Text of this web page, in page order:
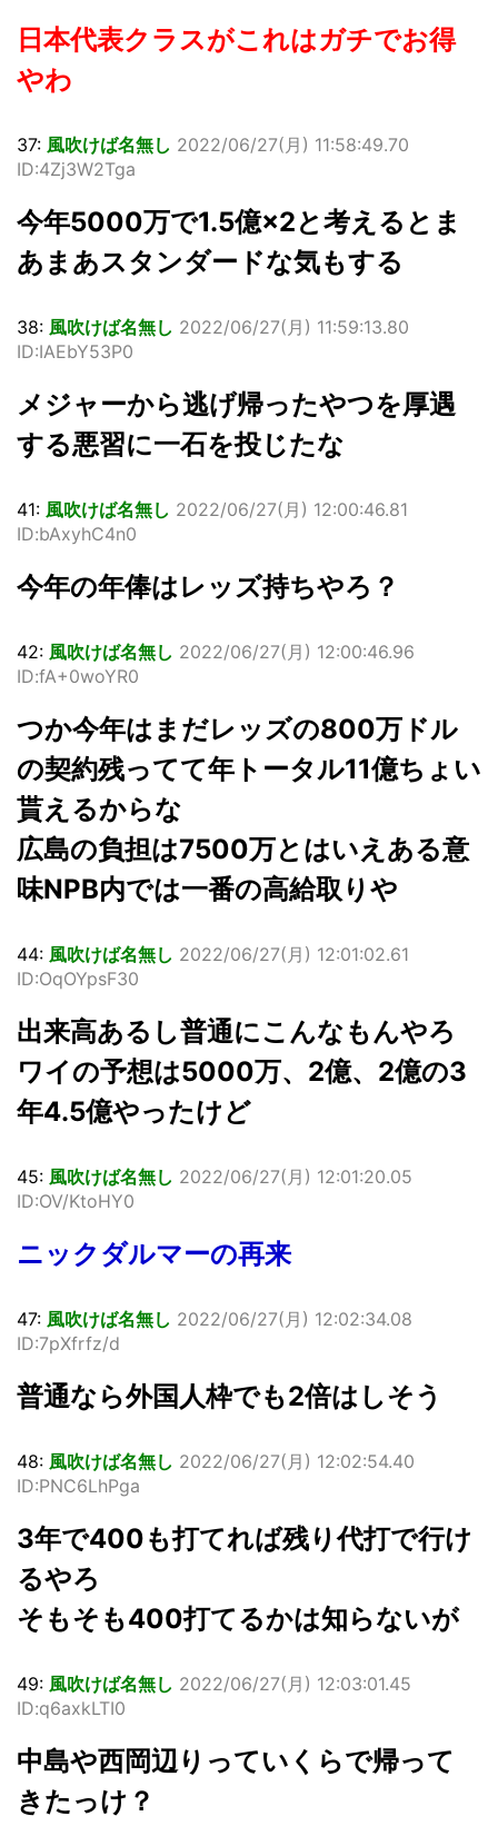
日本代表クラスがこれはガチでお得
やわ
37: 風吹けば名無し 2022/06/27(月) 11:58:49.70
ID:4Zj3W2Tga
今年5000万で1.5億×2と考えるとま
あまあスタンダードな気もする
38: 風吹けば名無し 2022/06/27(月) 11:59:13.80
ID:IAEbY53P0
メジャーから逃げ帰ったやつを厚遇
する悪習に一石を投じたな
41: 風吹けば名無し 2022/06/27(月) 12:00:46.81
ID:bAxyhC4n0
今年の年俸はレッズ持ちやろ？
42: 風吹けば名無し 2022/06/27(月) 12:00:46.96
ID:fA+0woYR0
つか今年はまだレッズの800万ドル
の契約残ってて年トータル11億ちょい
貰えるからな
広島の負担は7500万とはいえある意
味NPB内では一番の高給取りや
44: 風吹けば名無し 2022/06/27(月) 12:01:02.61
ID:OqOYpsF30
出来高あるし普通にこんなもんやろ
ワイの予想は5000万、2億、2億の3
年4.5億やったけど
45: 風吹けば名無し 2022/06/27(月) 12:01:20.05
ID:OV/KtoHY0
ニックダルマーの再来
47: 風吹けば名無し 2022/06/27(月) 12:02:34.08
ID:7pXfrfz/d
普通なら外国人枠でも2倍はしそう
48: 風吹けば名無し 2022/06/27(月) 12:02:54.40
ID:PNC6LhPga
3年で400も打てれば残り代打で行け
るやろ
そもそも400打てるかは知らないが
49: 風吹けば名無し 2022/06/27(月) 12:03:01.45
ID:q6axkLTI0
中島や西岡辺りっていくらで帰って
きたっけ？